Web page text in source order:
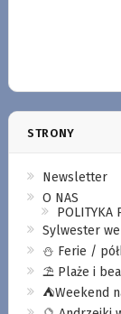
STRONY
Newsletter
O NAS
POLITYKA
Sylwester
⛄️ Ferie /
⛱️ Plaże i
⛺️Weekend